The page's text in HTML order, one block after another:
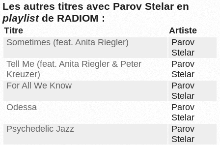
Les autres titres avec Parov Stelar en
playlistde RADIOM :
Titre
Artiste
Sometimes (feat. Anita Riegler)
Parov
Stelar
Tell Me (feat. Anita Riegler & Peter
Kreuzer)
Parov
Stelar
For All We Know
Parov
Stelar
Odessa
Parov
Stelar
Psychedelic Jazz
Parov
Stelar